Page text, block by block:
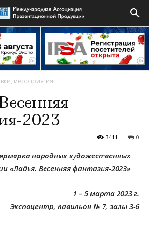
мероприятия
2023
0
3411
народных художественных
«Ладья. Весенняя фантазия-2023»
1 – 5 марта 2023 г.
Экспоцентр, павильон № 7, залы 3-6